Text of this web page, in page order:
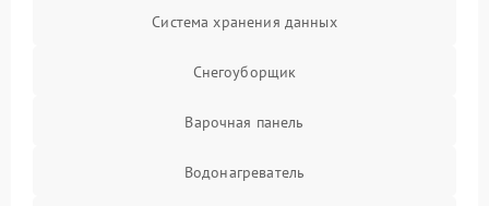
Система хранения данных
Снегоуборщик
Варочная панель
Водонагреватель